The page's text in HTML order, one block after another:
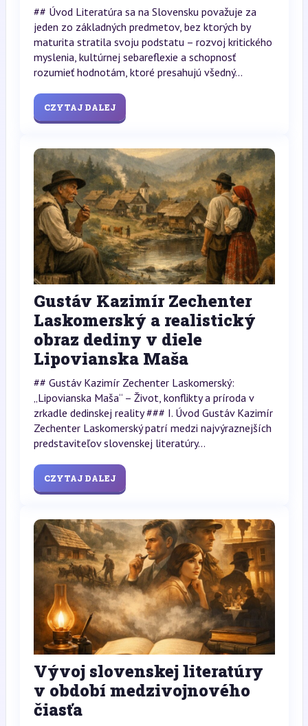
## Úvod Literatúra sa na Slovensku považuje za
jeden zo základných predmetov, bez ktorých by
maturita stratila svoju podstatu – rozvoj kritického
myslenia, kultúrnej sebareflexie a schopnosť
rozumieť hodnotám, ktoré presahujú všedný...
CZYTAJ DALEJ
Gustáv Kazimír Zechenter
Laskomerský a realistický
obraz dediny v diele
Lipovianska Maša
## Gustáv Kazimír Zechenter Laskomerský:
„Lipovianska Maša“ – Život, konflikty a príroda v
zrkadle dedinskej reality ### I. Úvod Gustáv Kazimír
Zechenter Laskomerský patrí medzi najvýraznejších
predstaviteľov slovenskej literatúry...
CZYTAJ DALEJ
Vývoj slovenskej literatúry
v období medzivojnového
čiasťa